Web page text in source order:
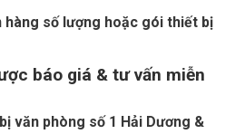
hàng số lượng hoặc gói thiết bị
báo giá & tư vấn miễn
văn phòng số 1 Hải Dương &